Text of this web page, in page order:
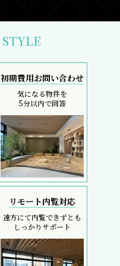
STYLE
初期費用お問い合わせ
気になる物件を
5分以内で回答
リモート内覧対応
遠方にて内覧できずとも
しっかりサポート